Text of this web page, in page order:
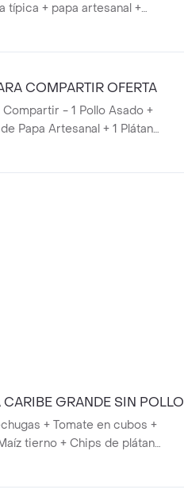
típica + papa artesanal +
personal
COMPARTIR OFERTA
- 1 Pollo Asado +
Papa Artesanal + 1 Plátano
+ 1 Bebida 1,5 lts.
CARIBE GRANDE SIN POLLO
+ Tomate en cubos +
tierno + Chips de plátano
la casa.